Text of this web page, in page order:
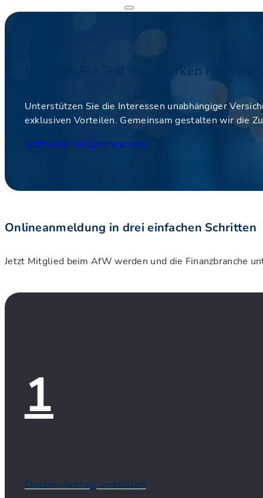
Werden Sie Teil des starken
Unterstützen Sie die Interessen unabhängiger
exklusiven Vorteilen. Gemeinsam gestalten wir die
Jetzt AfW-Mitglied werden
Onlineanmeldung in drei einfachen Schritten
Jetzt Mitglied beim AfW werden und die Finanzbranche
1
Online-Antrag ausfüllen